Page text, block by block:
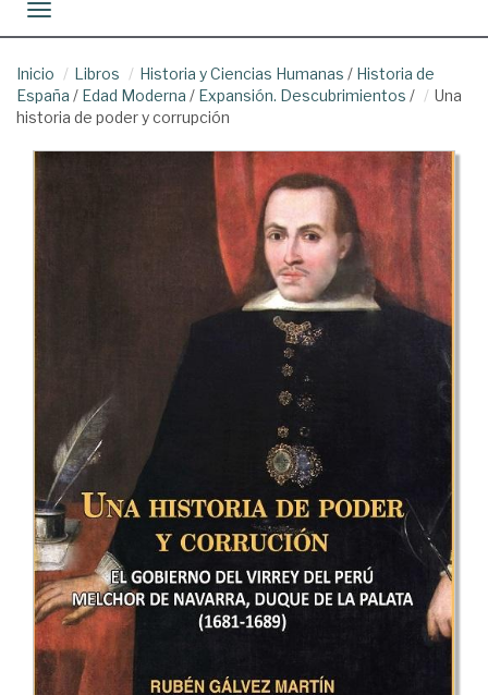
Toggle navigation
Inicio Libros Historia y Ciencias Humanas / Historia de
España / Edad Moderna / Expansión. Descubrimientos /
Una
historia de poder y corrupción